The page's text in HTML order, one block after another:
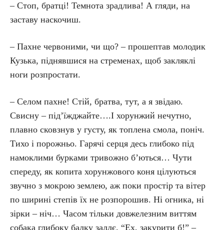
– Стоп, братці! Темнота зрадлива! А гляди, на
заставу наскочиш.
– Пахне червоними, чи що? – прошептав молодик
Кузька, піднявшися на стременах, щоб закляклі
ноги розпростати.
– Селом пахне! Стій, братва, тут, а я звідаю.
Свисну – під’їжджайте….І хорунжий нечутно,
плавно сковзнув у густу, як топлена смола, поніч.
Тихо і порожньо. Гарячі серця десь глибоко під
намоклими бурками тривожно б’ються… Чути
спереду, як копита хорунжового коня цілуються
звучно з мокрою землею, аж поки простір та вітер
по ширині степів їх не розпорошив. Ні огника, ні
зірки – ніч… Часом тільки довжелезним виттям
собака глибоку балку заллє. “Ех, закурити б!” –